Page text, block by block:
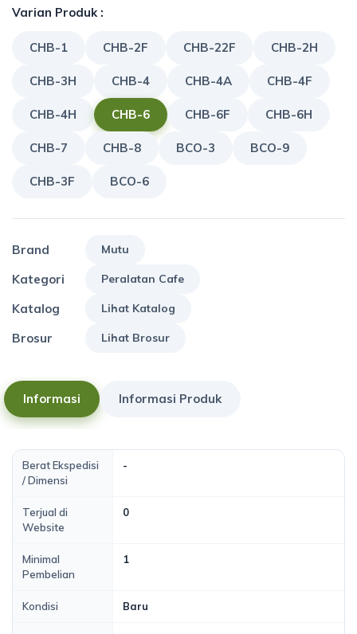
Varian Produk :
CHB-1 CHB-2F CHB-22F CHB-2H
CHB-3H CHB-4 CHB-4A CHB-4F
CHB-4H CHB-6 CHB-6F CHB-6H
CHB-7 CHB-8 BCO-3 BCO-9
CHB-3F BCO-6
Brand Mutu
Kategori Peralatan Cafe
Katalog Lihat Katalog
Brosur Lihat Brosur
Informasi Informasi Produk
Berat Ekspedisi
/ Dimensi
-
Terjual di
Website
0
Minimal
Pembelian
1
Kondisi Baru